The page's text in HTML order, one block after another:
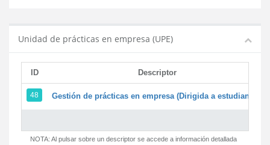
Unidad de prácticas en empresa (UPE)
ID Descriptor
48 Gestión de prácticas en empresa (Dirigida a estudiantes)
NOTA: Al pulsar sobre un descriptor se accede a información detallada